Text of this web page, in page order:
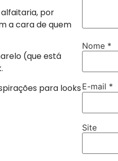
por
a cara de quem
(que está
para looks
Nome *
E-mail *
Site